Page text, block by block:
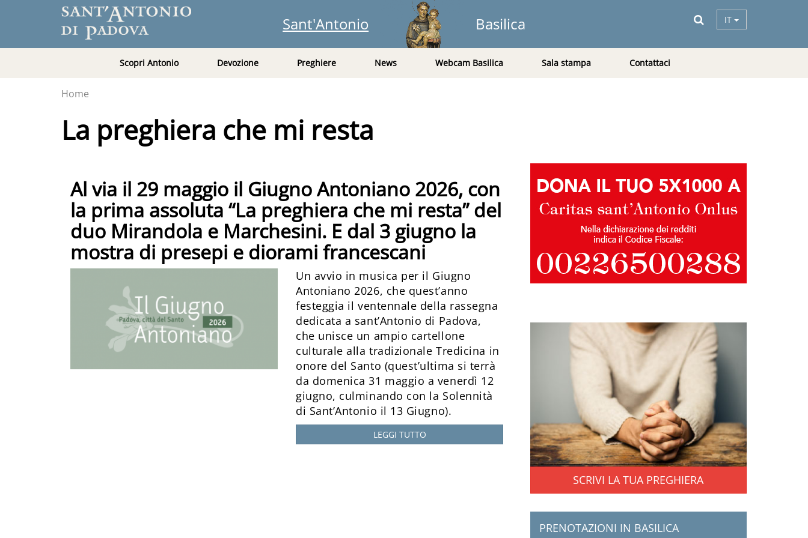
Sant'Antonio Basilica IT
Scopri Antonio Devozione Preghiere News Webcam Basilica Sala stampa Contattaci
Home
La preghiera che mi resta
Al via il 29 maggio il Giugno Antoniano 2026, con
la prima assoluta “La preghiera che mi resta” del
duo Mirandola e Marchesini. E dal 3 giugno la
mostra di presepi e diorami francescani
Un avvio in musica per il Giugno
Antoniano 2026, che quest’anno
festeggia il ventennale della rassegna
dedicata a sant’Antonio di Padova,
che unisce un ampio cartellone
culturale alla tradizionale Tredicina in
onore del Santo (quest’ultima si terrà
da domenica 31 maggio a venerdì 12
giugno, culminando con la Solennità
di Sant’Antonio il 13 Giugno).
LEGGI TUTTO
SCRIVI LA TUA PREGHIERA
PRENOTAZIONI IN BASILICA